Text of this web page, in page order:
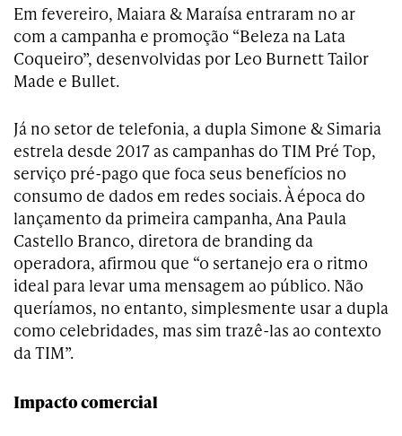
Em fevereiro, Maiara & Maraísa entraram no ar
com a campanha e promoção “Beleza na Lata
Coqueiro”, desenvolvidas por Leo Burnett Tailor
Made e Bullet.
Já no setor de telefonia, a dupla Simone & Simaria
estrela desde 2017 as campanhas do TIM Pré Top,
serviço pré-pago que foca seus benefícios no
consumo de dados em redes sociais. À época do
lançamento da primeira campanha, Ana Paula
Castello Branco, diretora de branding da
operadora, afirmou que “o sertanejo era o ritmo
ideal para levar uma mensagem ao público. Não
queríamos, no entanto, simplesmente usar a dupla
como celebridades, mas sim trazê-las ao contexto
da TIM”.
Impacto comercial